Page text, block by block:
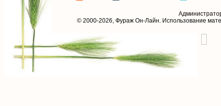
© 2000-2026, Фураж Он-Лайн. Использование